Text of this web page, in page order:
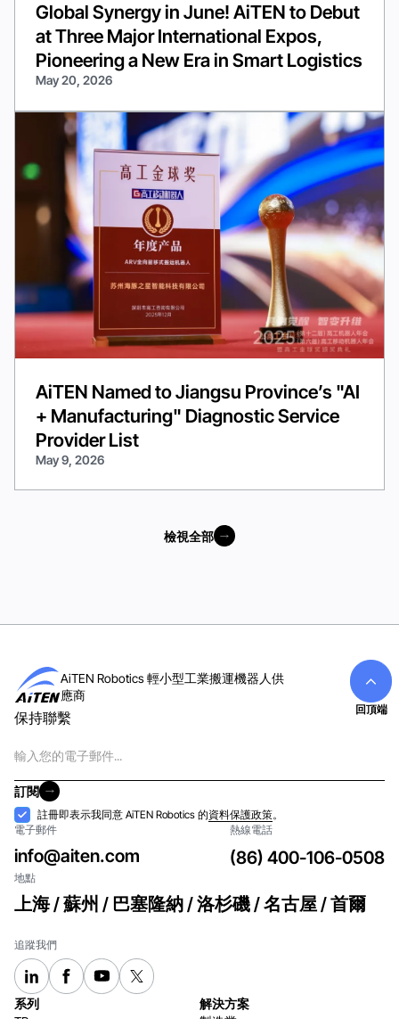
Global Synergy in June! AiTEN to Debut
at Three Major International Expos,
Pioneering a New Era in Smart Logistics
May 20, 2026
AiTEN Named to Jiangsu Province’s "AI
+ Manufacturing" Diagnostic Service
Provider List
May 9, 2026
檢視全部
AiTEN Robotics 輕小型工業搬運機器人供
應商
保持聯繫
子
郵
件
訂閱
訂閱
接
納
註冊即表示我同意 AiTEN Robotics 的資料保護政策。
電子郵件
info@aiten.com
熱線電話
(86) 400-106-0508
地點
上海 / 蘇州 / 巴塞隆納 / 洛杉磯 / 名古屋 / 首爾
追蹤我們
系列
解決方案
回頂端